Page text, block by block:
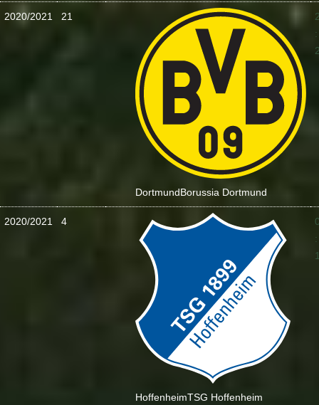
2020/2021 21
DortmundBorussia Dortmund
:
2020/2021 4
HoffenheimTSG Hoffenheim
: